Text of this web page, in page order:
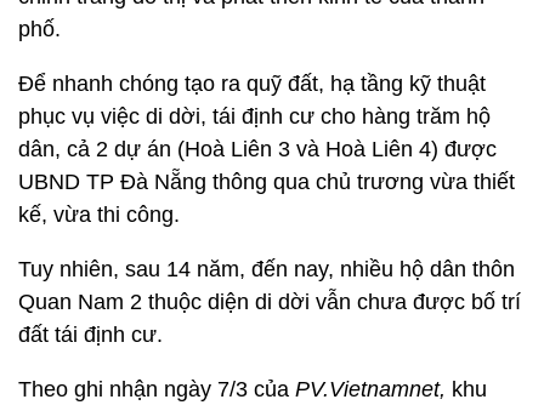
phố.
Để nhanh chóng tạo ra quỹ đất, hạ tầng kỹ thuật
phục vụ việc di dời, tái định cư cho hàng trăm hộ
dân, cả 2 dự án (Hoà Liên 3 và Hoà Liên 4) được
UBND TP Đà Nẵng thông qua chủ trương vừa thiết
kế, vừa thi công.
Tuy nhiên, sau 14 năm, đến nay, nhiều hộ dân thôn
Quan Nam 2 thuộc diện di dời vẫn chưa được bố trí
đất tái định cư.
Theo ghi nhận ngày 7/3 của PV.Vietnamnet, khu